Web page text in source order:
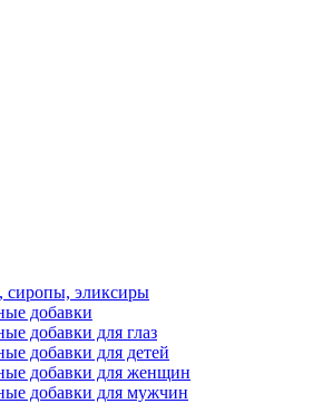
сиропы, эликсиры
добавки
добавки для глаз
добавки для детей
добавки для женщин
добавки для мужчин